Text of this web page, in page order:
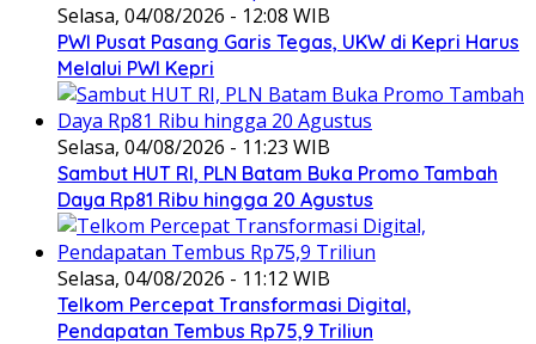
Selasa, 04/08/2026 - 12:08 WIB
PWI Pusat Pasang Garis Tegas, UKW di Kepri Harus
Melalui PWI Kepri
Selasa, 04/08/2026 - 11:23 WIB
Sambut HUT RI, PLN Batam Buka Promo Tambah
Daya Rp81 Ribu hingga 20 Agustus
Selasa, 04/08/2026 - 11:12 WIB
Telkom Percepat Transformasi Digital,
Pendapatan Tembus Rp75,9 Triliun